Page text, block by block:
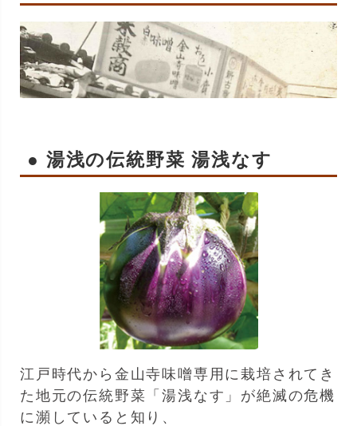
● 湯浅の伝統野菜 湯浅なす
江戸時代から金山寺味噌専用に栽培されてき
た地元の伝統野菜「湯浅なす」が絶滅の危機
に瀕していると知り、